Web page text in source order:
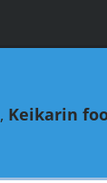
Keikarin